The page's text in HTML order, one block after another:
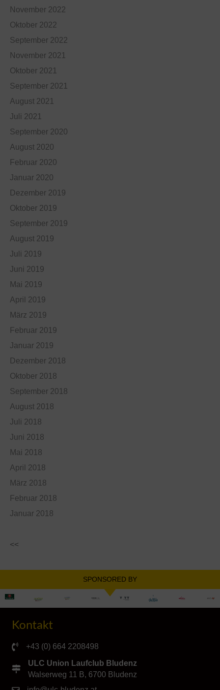
November 2022
Oktober 2022
September 2022
November 2021
Oktober 2021
September 2021
August 2021
Juli 2021
September 2020
August 2020
Februar 2020
Januar 2020
Dezember 2019
Oktober 2019
September 2019
August 2019
Juli 2019
Juni 2019
Mai 2019
April 2019
März 2019
Februar 2019
Januar 2019
Dezember 2018
Oktober 2018
September 2018
August 2018
Juli 2018
Juni 2018
Mai 2018
April 2018
März 2018
Februar 2018
Januar 2018
<<
SPONSORED BY
Kontakt
+43 (0) 664 2208498
ULC Union Laufclub Bludenz
Walserweg 11 B, 6700 Bludenz